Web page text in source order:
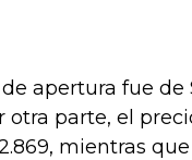
apertura fue de
otra parte, el
mientras